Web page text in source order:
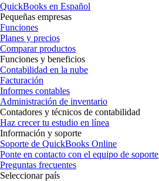
QuickBooks en Español
Pequeñas empresas
Funciones
Planes y precios
Comparar productos
Funciones y beneficios
Contabilidad en la nube
Facturación
Informes contables
Administración de inventario
Contadores y técnicos de contabilidad
Haz crecer tu estudio en línea
Información y soporte
Soporte de QuickBooks Online
Ponte en contacto con el equipo de soporte
Preguntas frecuentes
Seleccionar país